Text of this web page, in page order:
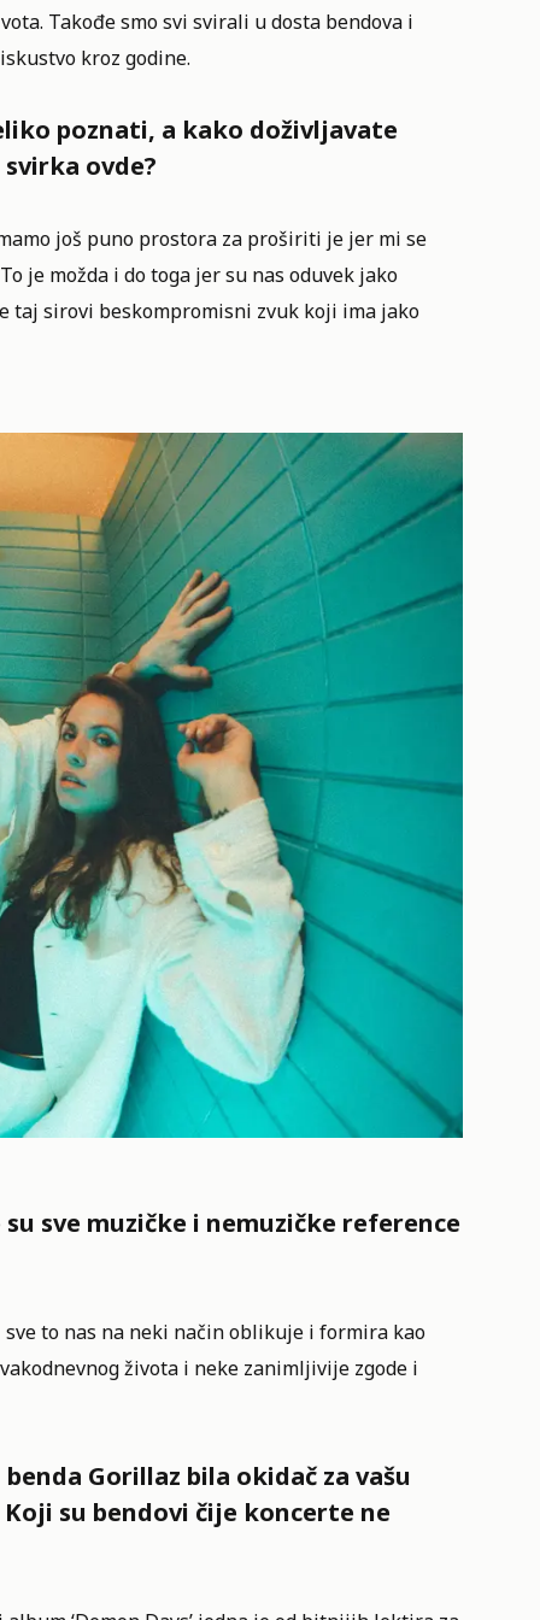
Takođe smo svi svirali u dosta bendova i
kroz godine.
poznati, a kako doživljavate
ovde?
još puno prostora za proširiti je jer mi se
je možda i do toga jer su nas oduvek jako
taj sirovi beskompromisni zvuk koji ima jako
sve muzičke i nemuzičke reference
to nas na neki način oblikuje i formira kao
života i neke zanimljivije zgode i
Gorillaz bila okidač za vašu
su bendovi čije koncerte ne